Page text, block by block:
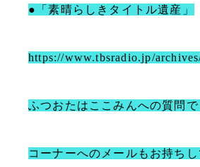
●「素晴らしきタイトル遺産」
https://www.tbsradio.jp/
ふつおたはここみんへの質問
コーナーへのメールもお持ちし